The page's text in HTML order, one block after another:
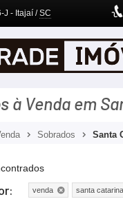
J - Itajaí /SC
à Venda em
Sobrados Santa
venda santa catarina